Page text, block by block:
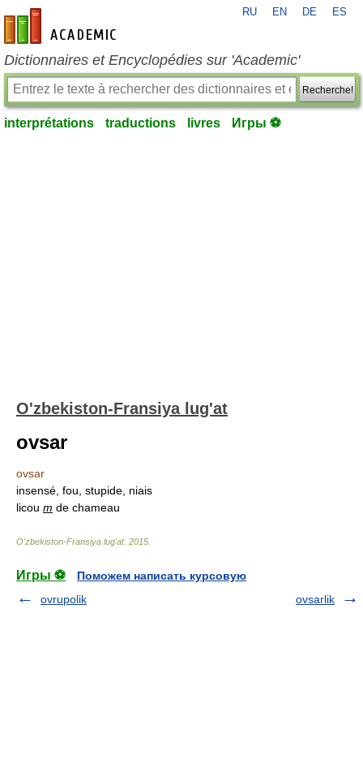
fr-academic.com
RU EN DE ES
Dictionnaires et Encyclopédies sur 'Academic'
Recherche!
interprétations traductions livres Игры ⚽
O'zbekiston-Fransiya lug'at
ovsar
ovsar
insensé, fou, stupide, niais
licou m de chameau
O'zbekiston-Fransiya lug'at. 2015
Игры ⚽
Поможем написать курсовую
ovrupolik
ovsarlik